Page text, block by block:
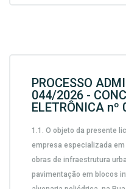
PROCESSO
044/2026 -
ELETRÔNICA
1.1. O objeto da presente
empresa especializada
obras de infraestrutura
pavimentação em blocos